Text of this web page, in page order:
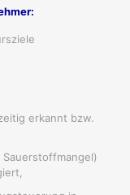
erkannt bzw.